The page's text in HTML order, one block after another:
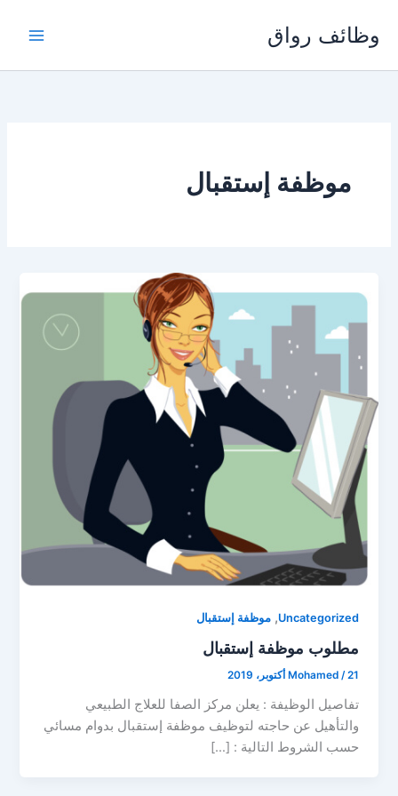
المحتوى
وظائف رواق
ﻣﻮﻇﻔﺔ ﺇﺳﺘﻘﺒﺎﻝ
Uncategorized
,ﻣﻮﻇﻔﺔ ﺇﺳﺘﻘﺒﺎﻝ
مطلوب ﻣﻮﻇﻔﺔ ﺇﺳﺘﻘﺒﺎﻝ
Mohamed /21 أكتوبر، 2019
ﺗﻔﺎﺻﻴﻞ ﺍﻟﻮﻇﻴﻔﺔ : ﻳﻌﻠﻦ ﻣﺮﻛﺰ ﺍﻟﺼﻔﺎ ﻟﻠﻌﻼﺝ ﺍﻟﻄﺒﻴﻌﻲ
ﻭﺍﻟﺘﺄﻫﻴﻞ ﻋﻦ ﺣﺎﺟﺘﻪ ﻟﺘﻮﻇﻴﻒ ﻣﻮﻇﻔﺔ ﺇﺳﺘﻘﺒﺎﻝ ﺑﺪﻭﺍﻡ ﻣﺴﺎﺋﻲ
ﺣﺴﺐ ﺍﻟﺸﺮﻭﻁ ﺍﻟﺘﺎﻟﻴﺔ : […]